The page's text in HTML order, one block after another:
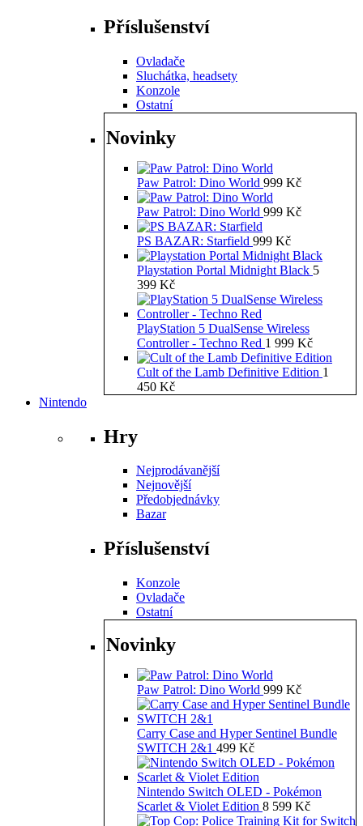
Příslušenství
Ovladače
Sluchátka, headsety
Konzole
Ostatní
Novinky
Paw Patrol: Dino World 999 Kč
Paw Patrol: Dino World 999 Kč
PS BAZAR: Starfield 999 Kč
Playstation Portal Midnight Black 5
399 Kč
PlayStation 5 DualSense Wireless
Controller - Techno Red 1 999 Kč
Cult of the Lamb Definitive Edition 1
450 Kč
Nintendo
Hry
Nejprodávanější
Nejnovější
Předobjednávky
Bazar
Příslušenství
Konzole
Ovladače
Ostatní
Novinky
Paw Patrol: Dino World 999 Kč
Carry Case and Hyper Sentinel Bundle
SWITCH 2&1 499 Kč
Nintendo Switch OLED - Pokémon
Scarlet & Violet Edition 8 599 Kč